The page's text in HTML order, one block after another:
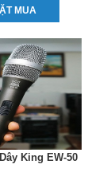
MUA
King EW-50